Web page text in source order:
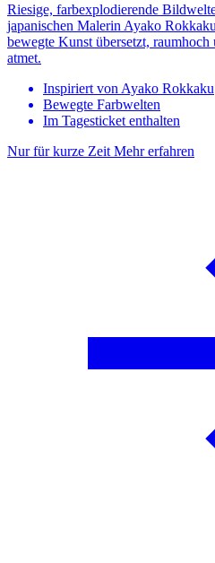
Riesige, farbexplodierende
japanischen Malerin Ayako
bewegte Kunst übersetzt,
atmet.
Inspiriert von Ayako Rokkaku
Bewegte Farbwelten
Im Tagesticket enthalten
Nur für kurze Zeit Mehr erfahren